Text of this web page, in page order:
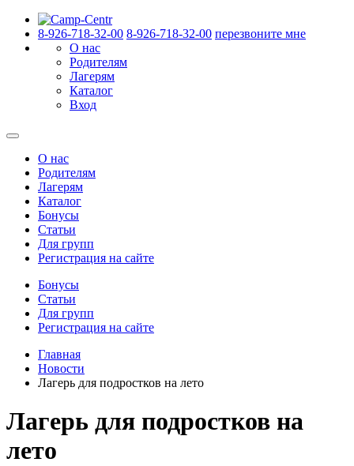
8-926-718-32-00 8-926-718-32-00 перезвоните мне
О нас
Родителям
Лагерям
Каталог
Вход
О нас
Родителям
Лагерям
Каталог
Бонусы
Статьи
Для групп
Регистрация на сайте
Бонусы
Статьи
Для групп
Регистрация на сайте
Главная
Новости
Лагерь для подростков на лето
Лагерь для подростков на
лето